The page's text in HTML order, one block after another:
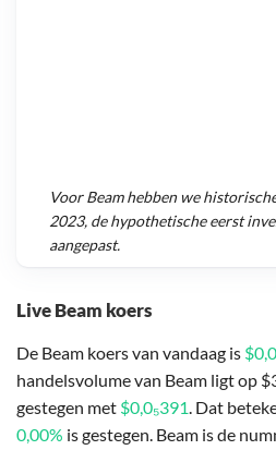
Live Beam koers
De Beam koers van vandaag is
handelsvolume van Beam ligt op
gestegen met $0,0₅391. Dat
0,00% is gestegen. Beam is de
VoorBeamhebben we
2023, de hypothetische eerst
aangepast.